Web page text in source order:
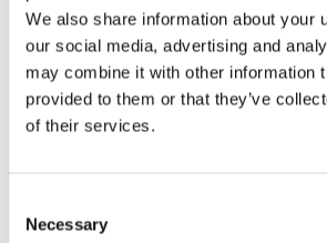
We also share information about your
our social media, advertising and
may combine it with other information
provided to them or that they’ve
of their services.
Selection
Necessary